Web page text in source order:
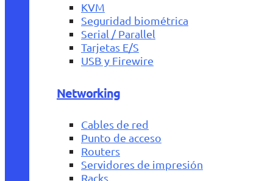
KVM
Seguridad biométrica
Serial / Parallel
Tarjetas E/S
USB y Firewire
Networking
Cables de red
Punto de acceso
Routers
Servidores de impresión
Racks